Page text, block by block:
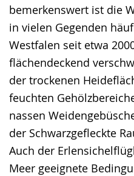
bemerkenswert ist die
in vielen Gegenden
Westfalen seit etwa
flächendeckend
der trockenen
feuchten
nassen
der Schwarzgefleckte
Auch der
Meer geeignete